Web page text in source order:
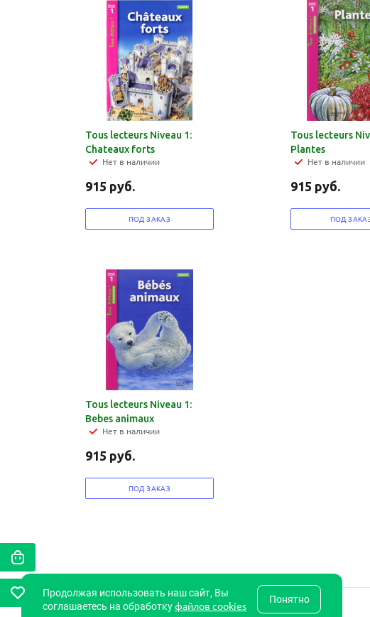
Tous lecteurs Niveau 1:
Chateaux forts
Нет в наличии
915 руб.
ПОД ЗАКАЗ
Tous lecteurs
Plantes
Нет в наличии
915 руб.
ПОД
Tous lecteurs Niveau 1:
Bebes animaux
Нет в наличии
915 руб.
ПОД ЗАКАЗ
Продолжая использовать наш сайт, Вы
соглашаетесь на обработкуфайлов cookies Понятно